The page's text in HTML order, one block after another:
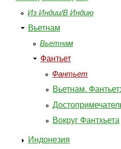
Из Индии/В Индию
Вьетнам
Вьетнам
Фантьет
Фантьет
Вьетнам.
Вокруг Фантхьета
Индонезия